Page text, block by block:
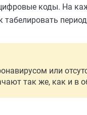
коды. На
или
так же, как и в